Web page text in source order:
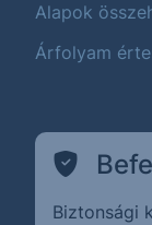
Alapok
Árfolyam
Biztonsági